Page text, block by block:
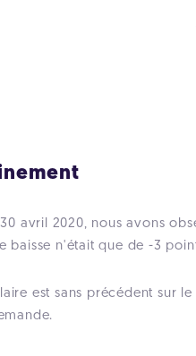
30 avril 2020, nous avons
baisse n'était que de -3
est sans précédent sur